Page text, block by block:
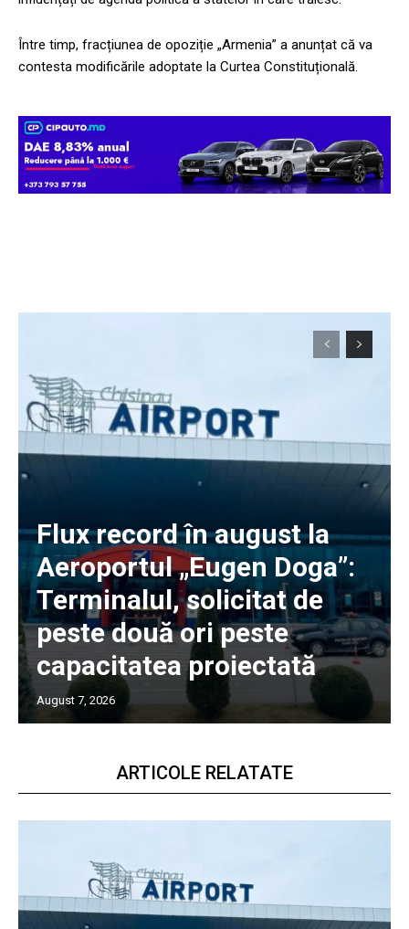
Între timp, fracțiunea de opoziție „Armenia” a anunțat că va
contesta modificările adoptate la Curtea Constituțională.
Flux record în august la
Aeroportul „Eugen Doga”:
Terminalul, solicitat de
peste două ori peste
capacitatea proiectată
August 7, 2026
ARTICOLE RELATATE